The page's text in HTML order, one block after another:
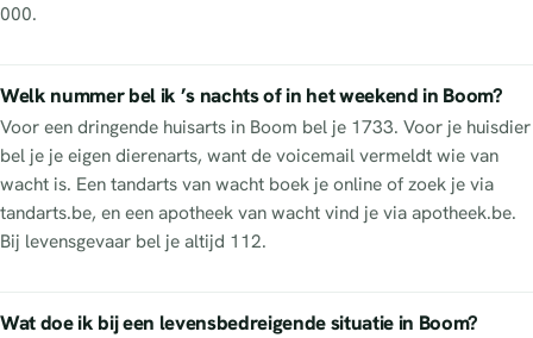
000.
Welk nummer bel ik ’s nachts of in het weekend in Boom?
Voor een dringende huisarts in Boom bel je 1733. Voor je huisdier
bel je je eigen dierenarts, want de voicemail vermeldt wie van
wacht is. Een tandarts van wacht boek je online of zoek je via
tandarts.be, en een apotheek van wacht vind je via apotheek.be.
Bij levensgevaar bel je altijd 112.
Wat doe ik bij een levensbedreigende situatie in Boom?